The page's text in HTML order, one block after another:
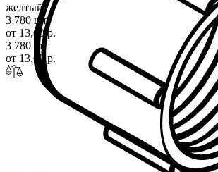
желтый
3 780 шт
от 13,60 р.
3 780 шт
от 13,60 р.